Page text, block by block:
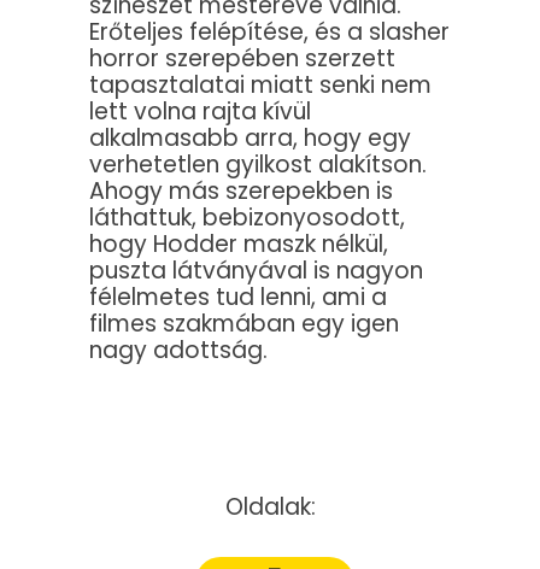
Erőteljes felépítése, és a slasher
horror szerepében szerzett
tapasztalatai miatt senki nem
lett volna rajta kívül
alkalmasabb arra, hogy egy
verhetetlen gyilkost alakítson.
Ahogy más szerepekben is
láthattuk, bebizonyosodott,
hogy Hodder maszk nélkül,
puszta látványával is nagyon
félelmetes tud lenni, ami a
filmes szakmában egy igen
nagy adottság.
Oldalak: